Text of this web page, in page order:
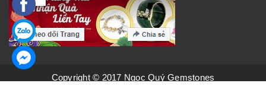
Copyright © 2017 Ngọc Quý Gemstones